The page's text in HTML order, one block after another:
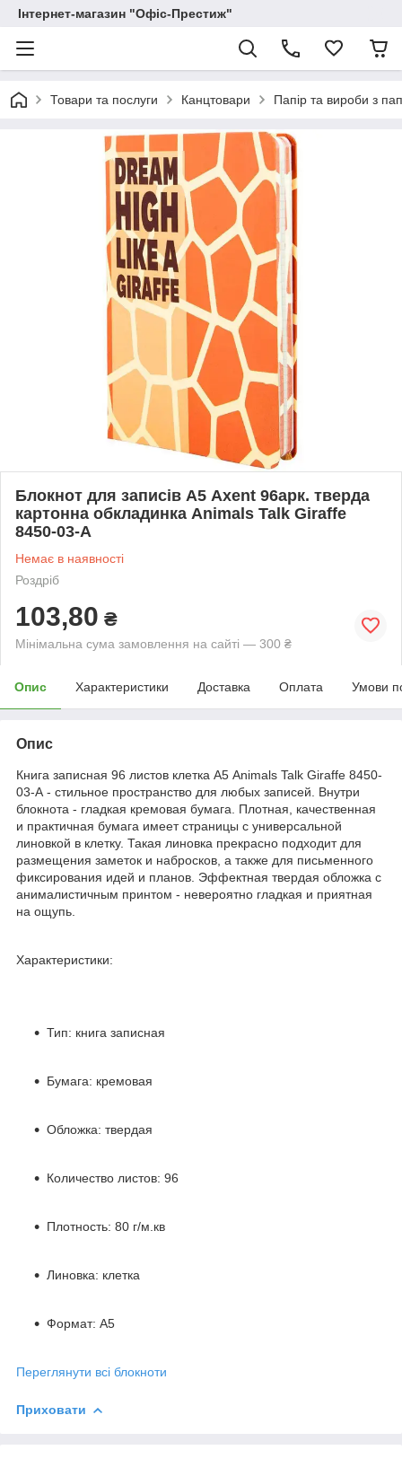
Інтернет-магазин "Офіс-Престиж"
Товари та послуги Канцтовари Папір та вироби з
Блокнот для записів А5 Axent 96арк. тверда
картонна обкладинка Animals Talk Giraffe
8450-03-А
Немає в наявності
Роздріб
103,80 ₴
Мінімальна сума замовлення на сайті — 300 ₴
Опис Характеристики Доставка Оплата Умови
Опис
Книга записная 96 листов клетка А5 Animals Talk Giraffe 8450-
03-А - стильное пространство для любых записей. Внутри
блокнота - гладкая кремовая бумага. Плотная, качественная
и практичная бумага имеет страницы с универсальной
линовкой в клетку. Такая линовка прекрасно подходит для
размещения заметок и набросков, а также для письменного
фиксирования идей и планов. Эффектная твердая обложка с
анималистичным принтом - невероятно гладкая и приятная
на ощупь.
Характеристики:
Тип: книга записная
Бумага: кремовая
Обложка: твердая
Количество листов: 96
Плотность: 80 г/м.кв
Линовка: клетка
Формат: A5
Переглянути всі блокноти
Приховати